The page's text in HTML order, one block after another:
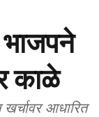
काळे
आधारित